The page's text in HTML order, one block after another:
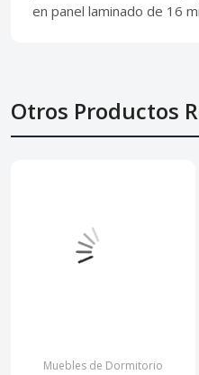
en panel laminado de 16
Otros Productos
Muebles de Dormitorio